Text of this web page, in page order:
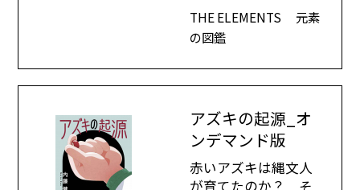
THE ELEMENTS 元素
の図鑑
アズキの起源_オ
ンデマンド版
赤いアズキは縄文人
が育てたのか？ そ